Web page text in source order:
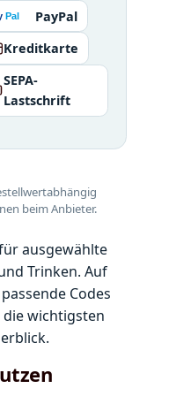
PayPal
Kreditkarte
SEPA-
Lastschrift
beim Anbieter.
ausgewählte
Trinken. Auf
Codes
wichtigsten